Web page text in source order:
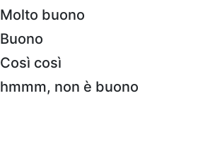
Molto buono
Buono
Così così
hmmm, non è buono